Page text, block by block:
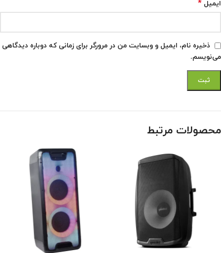
ایمیل *
ذخیره نام، ایمیل و وبسایت من در مرورگر برای زمانی که دوباره دیدگاهی
می‌نویسم.
محصولات مرتبط